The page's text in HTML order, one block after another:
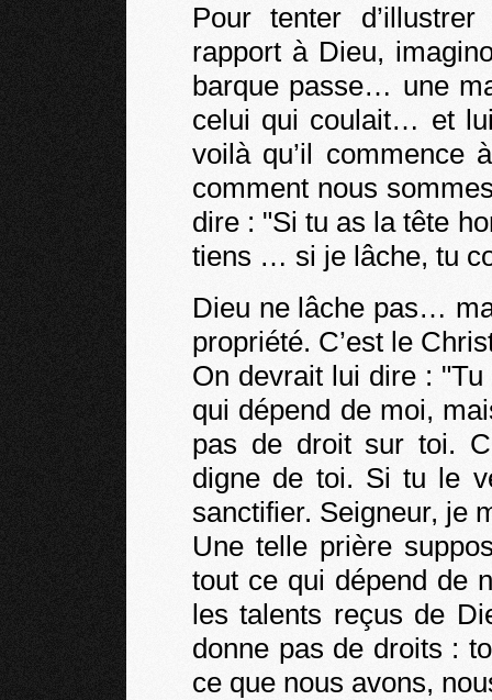
Pour tenter
rapport à Dieu,
barque passe… une
celui qui coulait… et
voilà qu’il commence
comment nous
dire : "Si tu as la tête
tiens … si je lâche, tu
Dieu ne lâche pas…
propriété. C’est le
On devrait lui dire :
qui dépend de moi,
pas de droit sur toi.
digne de toi. Si tu le
sanctifier. Seigneur, je
Une telle prière
tout ce qui dépend de
les talents reçus de
donne pas de droits :
ce que nous avons,